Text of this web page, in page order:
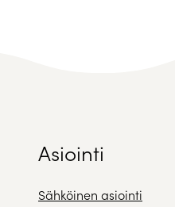
Asiointi
Sähköinen asiointi